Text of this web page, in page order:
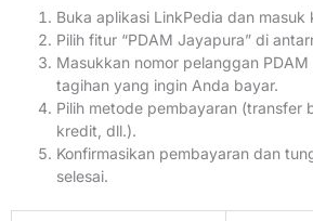
Buka aplikasi LinkPedia dan masuk
Pilih fitur “PDAM Jayapura” di
Masukkan nomor pelanggan
tagihan yang ingin Anda bayar.
Pilih metode pembayaran (transfer
kredit, dll.).
Konfirmasikan pembayaran dan
selesai.